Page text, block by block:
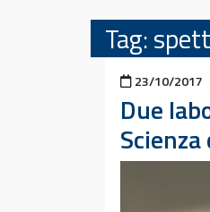
Tag:
Pubblicato il
23/10/2017
Due